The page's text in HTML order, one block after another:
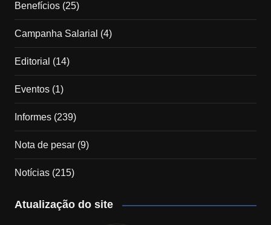
Benefícios(25)
Campanha Salarial (4)
Editorial (14)
Eventos(1)
Informes(239)
Nota de pesar(9)
Notícias(215)
Atualização do site